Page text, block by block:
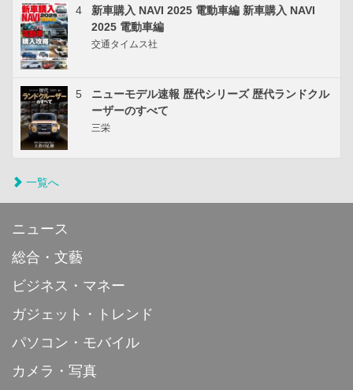
4
新車購入 NAVI 2025 電動車編 新車購入 NAVI
2025 電動車編
交通タイムス社
5
ニューモデル速報 歴代シリーズ 歴代ランドクル
ーザーのすべて
三栄
一覧へ
ニュース
総合・文藝
ビジネス・マネー
ガジェット・トレンド
パソコン・モバイル
カメラ・写真